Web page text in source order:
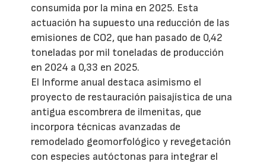
consumida por la mina en 2025. Esta
actuación ha supuesto una reducción de las
emisiones de CO2, que han pasado de 0,42
toneladas por mil toneladas de producción
en 2024 a 0,33 en 2025.
El Informe anual destaca asimismo el
proyecto de restauración paisajística de una
antigua escombrera de ilmenitas, que
incorpora técnicas avanzadas de
remodelado geomorfológico y revegetación
con especies autóctonas para integrar el